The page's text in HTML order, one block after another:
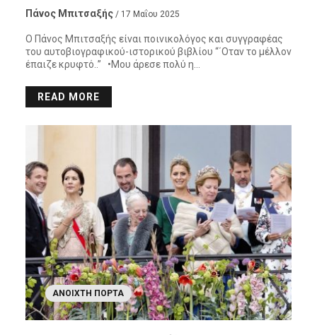
Πάνος Μπιτσαξής / 17 Μαΐου 2025
Ο Πάνος Μπιτσαξής είναι ποινικολόγος και συγγραφέας
του αυτοβιογραφικού-ιστορικού βιβλίου “΄Οταν το μέλλον
έπαιζε κρυφτό..” •Μου άρεσε πολύ η…
READ MORE
ΑΝΟΙΧΤΉ ΠΌΡΤΑ